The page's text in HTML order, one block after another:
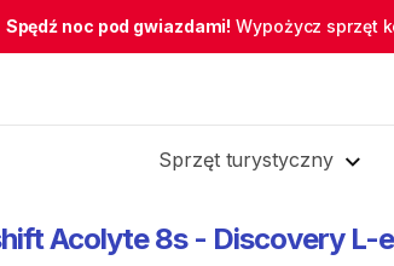
Spędź noc pod gwiazdami! Wypożycz sprzęt
Sprzęt turystyczny
Acolyte 8s - Discovery L-